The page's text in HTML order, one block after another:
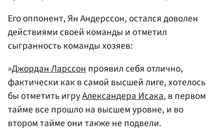
Его оппонент, Ян Андерссон, остался доволен
действиями своей команды и отметил
сыгранность команды хозяев:
»Джордан Ларссонпроявил себя отлично,
фактически как в самой высшей лиге, хотелось
бы отметить игруАлександера Исака, в первом
тайме все прошло на высшем уровне, и во
втором тайме они также не подвели.